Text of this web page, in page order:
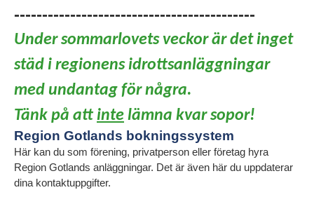
-------------------------------------------
Under sommarlovets veckor är det inget
städ i regionens idrottsanläggningar
med undantag för några.
Tänk på att inte lämna kvar sopor!
Region Gotlands bokningssystem
Här kan du som förening, privatperson eller företag hyra
Region Gotlands anläggningar. Det är även här du uppdaterar
dina kontaktuppgifter.